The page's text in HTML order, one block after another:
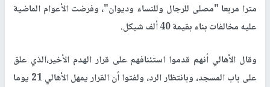
مترا مربعا "مصلى للرجال وللنساء وديوان"، وفرضت الأعوام الماضية
عليه مخالفات بناء بقيمة 40 ألف شيكل.
وقال الأهالي أنهم قدموا استئنافهم على قرار الهدم الأخير،الذي علق
على باب المسجد، وبانتظار الرد، ولفتوا أن القرار يمهل الأهالي 21 يوما